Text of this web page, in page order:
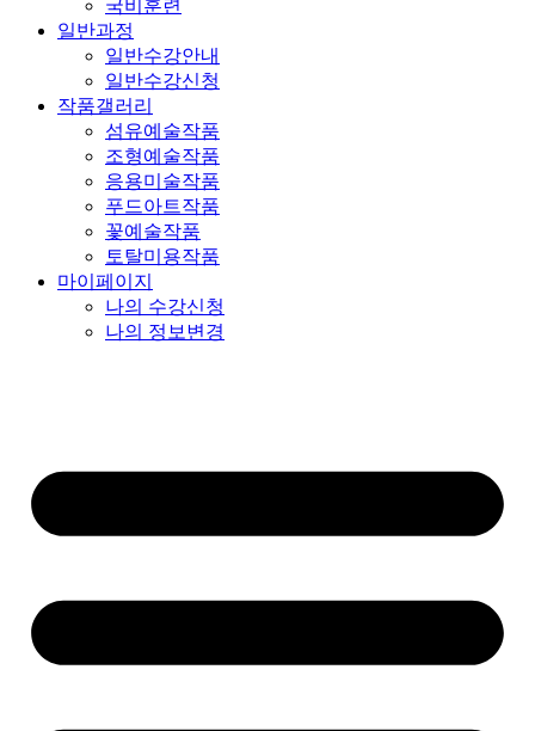
국비훈련
일반과정
일반수강안내
일반수강신청
작품갤러리
섬유예술작품
조형예술작품
응용미술작품
푸드아트작품
꽃예술작품
토탈미용작품
마이페이지
나의 수강신청
나의 정보변경